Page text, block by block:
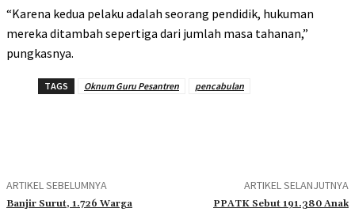
“Karena kedua pelaku adalah seorang pendidik, hukuman
mereka ditambah sepertiga dari jumlah masa tahanan,”
pungkasnya.
TAGS Oknum Guru Pesantren pencabulan
ARTIKEL SEBELUMNYA
Banjir Surut, 1.726 Warga
ARTIKEL SELANJUTNYA
PPATK Sebut 191.380 Anak